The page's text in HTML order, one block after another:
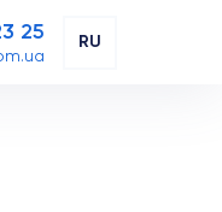
25 RU